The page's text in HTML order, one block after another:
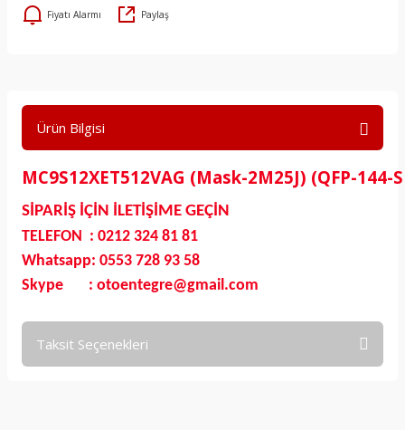
Fiyatı Alarmı Paylaş
Ürün Bilgisi
MC9S12XET512VAG (Mask-2M25J) (QFP-
SİPARİŞ İÇİN İLETİŞİME GEÇİN
TELEFON : 0212 324 81 81
Whatsapp: 0553 728 93 58
Skype : otoentegre@gmail.com
Taksit Seçenekleri